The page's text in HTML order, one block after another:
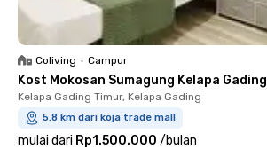
Coliving • Campur
Kost Mokosan Sumagung Kelapa Gading
Kelapa Gading Timur, Kelapa Gading
5.8 km dari koja trade mall
mulai dari Rp1.500.000 /bulan